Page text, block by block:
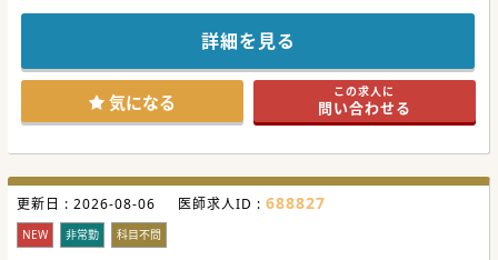
通勤アクセス抜群です。
詳細を見る
気になる この求人に
問い合わせる
更新日 : 2026-08-06 医師求人ID : 688827
NEW 非常勤 科目不問